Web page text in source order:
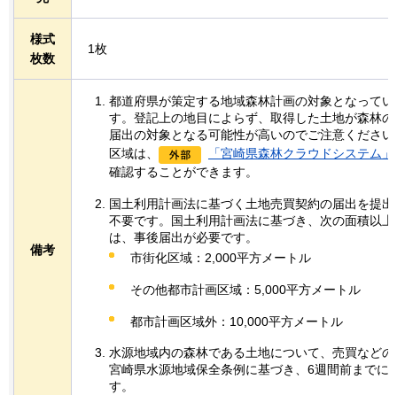
様式
枚数
1枚
備考
都道府県が策定する地域森林計画の対象となって
す。登記上の地目によらず、取得した土地が森林
届出の対象となる可能性が高いのでご注意くださ
区域は、
「宮崎県森林クラウドシステム
確認することができます。
国土利用計画法に基づく土地売買契約の届出を提
不要です。国土利用計画法に基づき、次の面積以
は、事後届出が必要です。
市街化区域：2,000平方メートル
その他都市計画区域：5,000平方メートル
都市計画区域外：10,000平方メートル
水源地域内の森林である土地について、売買など
宮崎県水源地域保全条例に基づき、6週間前までに
す。